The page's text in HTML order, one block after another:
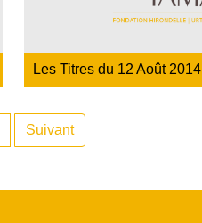
Les Titres du 12 Août 2014
Suivant